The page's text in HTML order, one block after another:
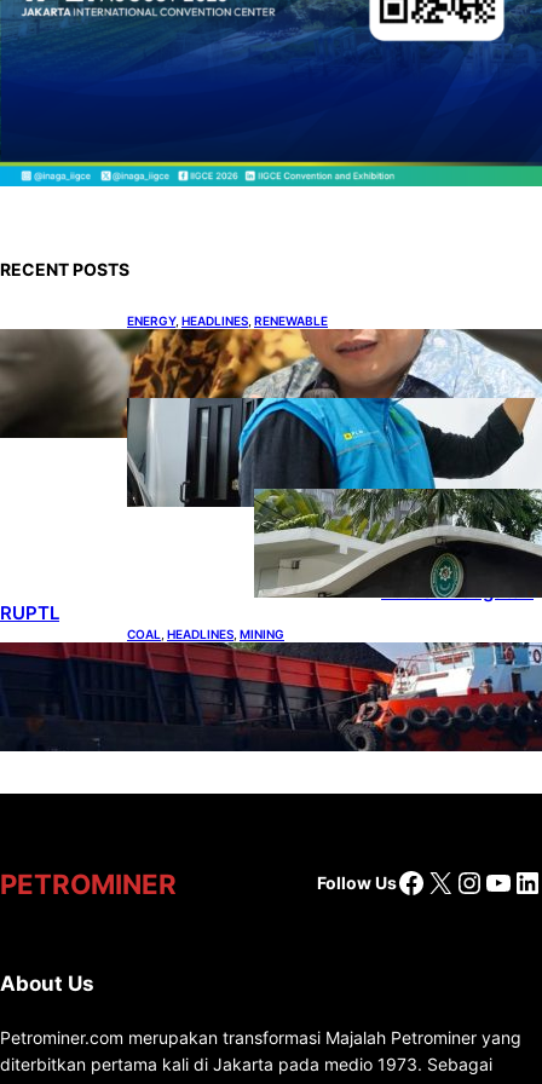
RECENT POSTS
ENERGY, HEADLINES RENEWABLE
IESR: Kepemimpinan Terpadu jadi Kunci
Percepatan PLTS 100 GW
ENERGY, HEADLINES POWER
Ada 21.865 Pelanggan Baru
Gunakan Home Charging
Services PLN
ENERGY , HEADLINES
POWER
Koalisi Bersihkan
Indonesia Ajukan
Banding atas
Putusan Gugatan
RUPTL
COAL HEADLINES MINING
Lelang Batubara Sitaan, Negara Dapat Lebih
dari Rp 20 Miliar
PETROMINER Follow UsFacebook
X
About Us
Petrominer.com merupakan transformasi Majalah Petrominer yang
diterbitkan pertama kali di Jakarta pada medio 1973. Sebagai